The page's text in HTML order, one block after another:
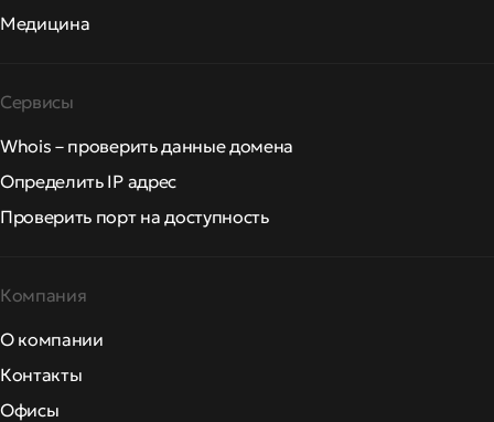
Медицина
Сервисы
Whois – проверить данные домена
Определить IP адрес
Проверить порт на доступность
Компания
О компании
Контакты
Офисы